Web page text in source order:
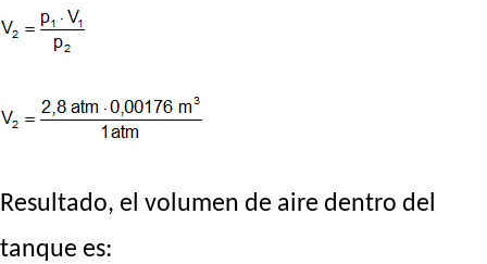
Resultado, el volumen de aire dentro del
tanque es: